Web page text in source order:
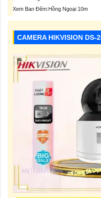
Xem Ban Đêm:Hồng Ngoại 10m
CAMERA HIKVISION DS-